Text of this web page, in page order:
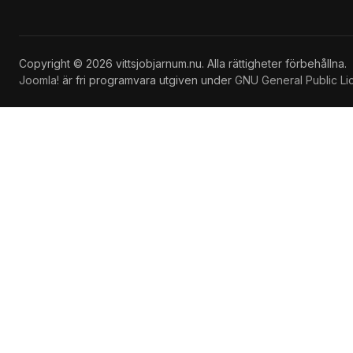
Copyright © 2026 vittsjobjarnum.nu. Alla rättigheter förbehållna.
Joomla! är fri programvara utgiven under GNU General Public